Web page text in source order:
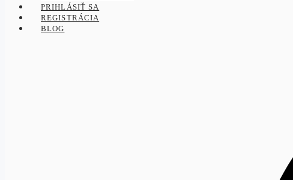
PRIHLÁSIŤ SA
REGISTRÁCIA
BLOG